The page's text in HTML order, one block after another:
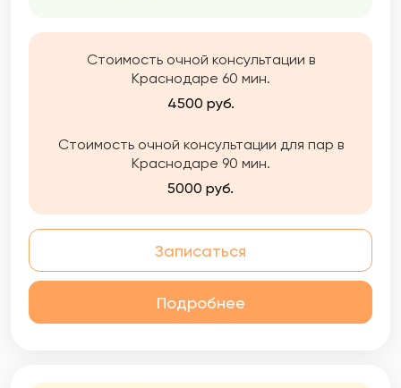
Стоимость очной консультации в
Краснодаре 60 мин.
4500 руб.
Стоимость очной консультации для пар в
Краснодаре 90 мин.
5000 руб.
Записаться
Подробнее